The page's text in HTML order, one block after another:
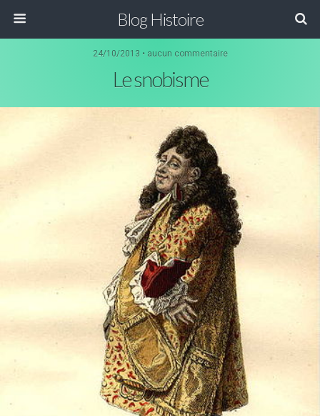
Blog Histoire
24/10/2013 • aucun commentaire
Le snobisme